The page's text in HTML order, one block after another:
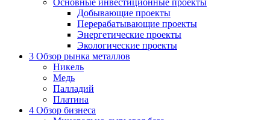
Основные инвестиционные проекты
Добывающие проекты
Перерабатывающие проекты
Энергетические проекты
Экологические проекты
3 Обзор рынка металлов
Никель
Медь
Палладий
Платина
4 Обзор бизнеса